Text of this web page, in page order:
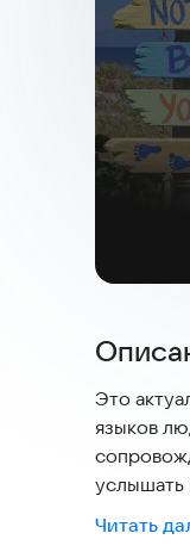
Это
языков
услышать
Словарь
Читать